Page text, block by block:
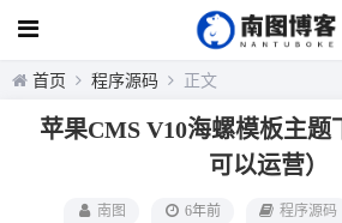
首页 程序源码 正文
苹果CMS V10海螺模板主题
可以运营）
南图 6年前 程序源码